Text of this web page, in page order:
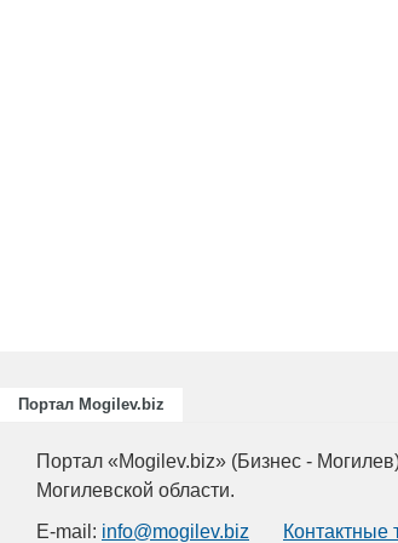
Портал Mogilev.biz
Портал «Mogilev.biz» (Бизнес -
Могилевской области.
E-mail: info@mogilev.biz Контактные